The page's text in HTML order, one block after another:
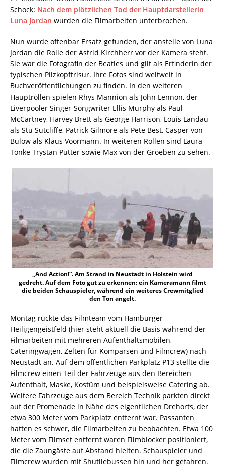
Schock: Nach dem plötzlichen Tod der Hauptdarstellerin
Luna Jordan wurden die Filmarbeiten unterbrochen.
Nun wurde offenbar Ersatz gefunden, der anstelle von Luna
Jordan die Rolle der Astrid Kirchherr vor der Kamera steht.
Sie war die Fotografin der Beatles und gilt als Erfinderin der
typischen Pilzkopffrisur. Ihre Fotos sind weltweit in
Buchveröffentlichungen zu finden. In den weiteren
Hauptrollen spielen Rhys Mannion als John Lennon, der
Liverpooler Singer-Songwriter Ellis Murphy als Paul
McCartney, Harvey Brett als George Harrison, Louis Landau
als Stu Sutcliffe, Patrick Gilmore als Pete Best, Casper von
Bülow als Klaus Voormann. In weiteren Rollen sind Laura
Tonke Trystan Pütter sowie Max von der Groeben zu sehen.
„And Action!“. Am Strand in Neustadt in Holstein wird
gedreht. Auf dem Foto gut zu erkennen: ein Kameramann filmt
die beiden Schauspieler, während ein weiteres Crewmitglied
den Ton angelt.
Montag rückte das Filmteam vom Hamburger
Heiligengeistfeld (hier steht aktuell die Basis während der
Filmarbeiten mit mehreren Aufenthaltsmobilen,
Cateringwagen, Zelten für Komparsen und Filmcrew) nach
Neustadt an. Auf dem öffentlichen Parkplatz P13 stellte die
Filmcrew einen Teil der Fahrzeuge aus den Bereichen
Aufenthalt, Maske, Kostüm und beispielsweise Catering ab.
Weitere Fahrzeuge aus dem Bereich Technik parkten direkt
auf der Promenade in Nähe des eigentlichen Drehorts, der
etwa 300 Meter vom Parkplatz entfernt war. Passanten
hatten es schwer, die Filmarbeiten zu beobachten. Etwa 100
Meter vom Filmset entfernt waren Filmblocker positioniert,
die die Zaungäste auf Abstand hielten. Schauspieler und
Filmcrew wurden mit Shutllebussen hin und her gefahren.